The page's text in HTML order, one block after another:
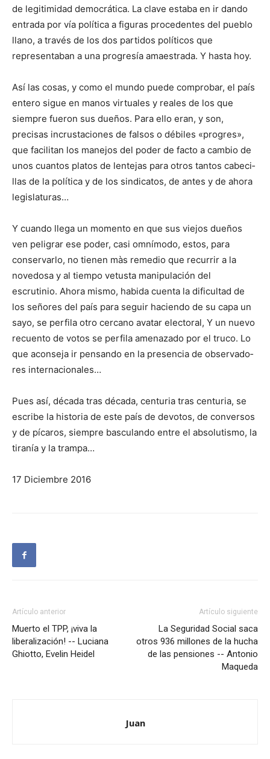
de legitimi­dad democrática. La clave estaba en ir dando
entrada por vía política a figuras procedentes del pueblo
llano, a través de los dos partidos políticos que
representaban a una progresía amaestrada. Y hasta hoy.
Así las cosas, y como el mundo puede comprobar, el país
en­tero sigue en manos virtuales y reales de los que
siempre fue­ron sus due­ños. Para ello eran, y son,
precisas incrustaciones de falsos o débiles «progres»,
que facilitan los manejos del po­der de facto a cambio de
unos cuantos platos de lentejas para otros tantos cabeci­
llas de la política y de los sindicatos, de antes y de ahora
le­gislatu­ras…
Y cuando llega un momento en que sus viejos dueños
ven peli­grar ese poder, casi omní­modo, estos, para
conservarlo, no tienen màs reme­dio que recurrir a la
novedosa y al tiempo ve­tusta mani­pulación del
escrutinio. Ahora mismo, habida cuenta la dificultad de
los señores del país para seguir haciendo de su capa un
sayo, se per­fila otro cercano avatar electoral, Y un nuevo
recuento de vo­tos se perfila amenazado por el truco. Lo
que acon­seja ir pen­sando en la presencia de observado­
res internaciona­les…
Pues así, década tras década, centuria tras centuria, se
escribe la historia de este país de devotos, de conversos
y de píca­ros, siem­pre basculando entre el absolutismo, la
tiranía y la trampa…
17 Diciembre 2016
Artículo anterior
Muerto el TPP, ¡viva la
liberalización! -- Luciana
Ghiotto, Evelin Heidel
Artículo siguiente
La Seguridad Social saca
otros 936 millones de la hucha
de las pensiones -- Antonio
Maqueda
Juan